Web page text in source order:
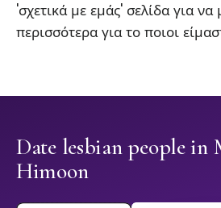
'σχετικά με εμάς' σελίδα για να
περισσότερα για το ποιοι
Date lesbian people in
Himoon